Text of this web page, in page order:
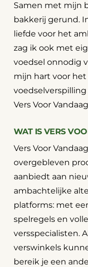
Samen met mijn
bakkerij gerund.
liefde voor het
zag ik ook met
voedsel onnodig
mijn hart voor
Vers Voor
WAT IS VERS
Vers Voor
overgebleven
aanbiedt aan
ambachtelijke
platforms: met
spelregels en
versspecialisten.
verswinkels
bereik je een